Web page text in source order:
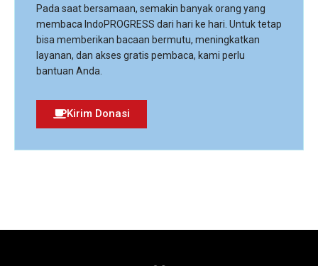
Pada saat bersamaan, semakin banyak orang yang
membaca IndoPROGRESS dari hari ke hari. Untuk tetap
bisa memberikan bacaan bermutu, meningkatkan
layanan, dan akses gratis pembaca, kami perlu
bantuan Anda.
Kirim Donasi